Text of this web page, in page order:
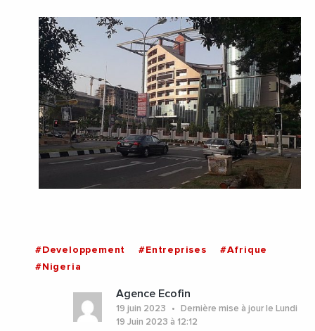
#Developpement #Entreprises
#Afrique
#Nigeria
Agence Ecofin
19 juin 2023
Dernière mise à jour le Lundi
19 Juin 2023 à 12:12